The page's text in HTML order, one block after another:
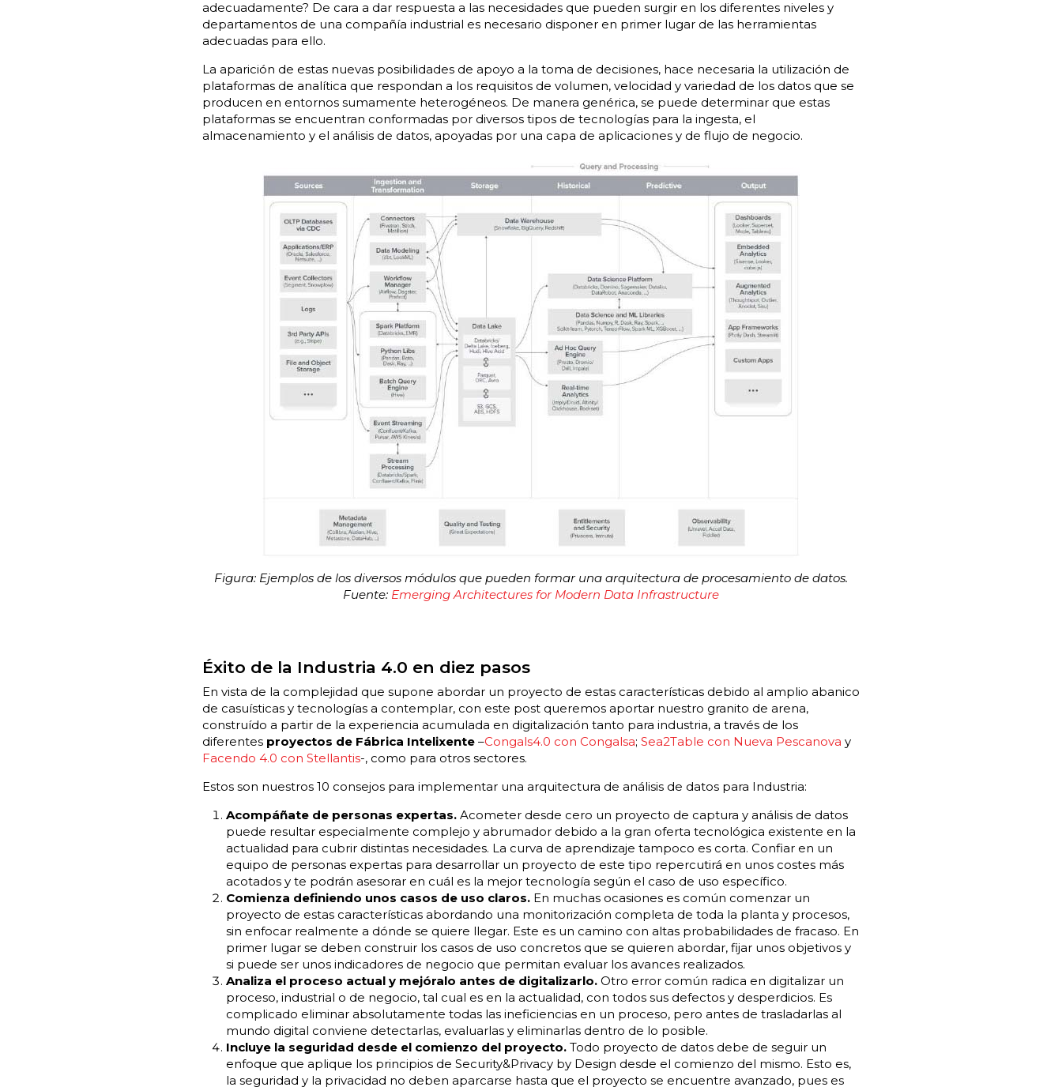
adecuadamente? De cara a dar respuesta a las necesidades que pueden surgir en los diferentes niveles y
departamentos de una compañía industrial es necesario disponer en primer lugar de las herramientas
adecuadas para ello.
La aparición de estas nuevas posibilidades de apoyo a la toma de decisiones, hace necesaria la utilización de
plataformas de analítica que respondan a los requisitos de volumen, velocidad y variedad de los datos que se
producen en entornos sumamente heterogéneos. De manera genérica, se puede determinar que estas
plataformas se encuentran conformadas por diversos tipos de tecnologías para la ingesta, el
almacenamiento y el análisis de datos, apoyadas por una capa de aplicaciones y de flujo de negocio.
Figura: Ejemplos de los diversos módulos que pueden formar una arquitectura de procesamiento de datos.
Fuente: Emerging Architectures for Modern Data Infrastructure
Éxito de la Industria 4.0 en diez pasos
En vista de la complejidad que supone abordar un proyecto de estas características debido al amplio abanico
de casuísticas y tecnologías a contemplar, con este post queremos aportar nuestro granito de arena,
construído a partir de la experiencia acumulada en digitalización tanto para industria, a través de los
diferentes proyectos de Fábrica Intelixente –Congals4.0 con Congalsa; Sea2Table con Nueva Pescanova y
Facendo 4.0 con Stellantis-, como para otros sectores.
Estos son nuestros 10 consejos para implementar una arquitectura de análisis de datos para Industria:
Acompáñate de personas expertas.Acometer desde cero un proyecto de captura y análisis de datos
puede resultar especialmente complejo y abrumador debido a la gran oferta tecnológica existente en la
actualidad para cubrir distintas necesidades. La curva de aprendizaje tampoco es corta. Confiar en un
equipo de personas expertas para desarrollar un proyecto de este tipo repercutirá en unos costes más
acotados y te podrán asesorar en cuál es la mejor tecnología según el caso de uso específico.
Comienza definiendo unos casos de uso claros.En muchas ocasiones es común comenzar un
proyecto de estas características abordando una monitorización completa de toda la planta y procesos,
sin enfocar realmente a dónde se quiere llegar. Este es un camino con altas probabilidades de fracaso. En
primer lugar se deben construir los casos de uso concretos que se quieren abordar, fijar unos objetivos y
si puede ser unos indicadores de negocio que permitan evaluar los avances realizados.
Analiza el proceso actual y mejóralo antes de digitalizarlo.Otro error común radica en digitalizar un
proceso, industrial o de negocio, tal cual es en la actualidad, con todos sus defectos y desperdicios. Es
complicado eliminar absolutamente todas las ineficiencias en un proceso, pero antes de trasladarlas al
mundo digital conviene detectarlas, evaluarlas y eliminarlas dentro de lo posible.
Incluye la seguridad desde el comienzo del proyecto.Todo proyecto de datos debe de seguir un
enfoque que aplique los principios de Security&Privacy by Design desde el comienzo del mismo. Esto es,
la seguridad y la privacidad no deben aparcarse hasta que el proyecto se encuentre avanzado, pues es